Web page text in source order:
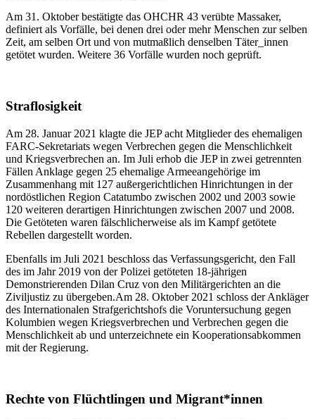
Am 31. Oktober bestätigte das OHCHR 43 verübte Massaker,
definiert als Vorfälle, bei denen drei oder mehr Menschen zur selben
Zeit, am selben Ort und von mutmaßlich denselben Täter_innen
getötet wurden. Weitere 36 Vorfälle wurden noch geprüft.
Straflosigkeit
Am 28. Januar 2021 klagte die JEP acht Mitglieder des ehemaligen
FARC-Sekretariats wegen Verbrechen gegen die Menschlichkeit
und Kriegsverbrechen an. Im Juli erhob die JEP in zwei getrennten
Fällen Anklage gegen 25 ehemalige Armeeangehörige im
Zusammenhang mit 127 außergerichtlichen Hinrichtungen in der
nordöstlichen Region Catatumbo zwischen 2002 und 2003 sowie
120 weiteren derartigen Hinrichtungen zwischen 2007 und 2008.
Die Getöteten waren fälschlicherweise als im Kampf getötete
Rebellen dargestellt worden.
Ebenfalls im Juli 2021 beschloss das Verfassungsgericht, den Fall
des im Jahr 2019 von der Polizei getöteten 18-jährigen
Demonstrierenden Dilan Cruz von den Militärgerichten an die
Ziviljustiz zu übergeben.Am 28. Oktober 2021 schloss der Ankläger
des Internationalen Strafgerichtshofs die Voruntersuchung gegen
Kolumbien wegen Kriegsverbrechen und Verbrechen gegen die
Menschlichkeit ab und unterzeichnete ein Kooperationsabkommen
mit der Regierung.
Rechte von Flüchtlingen und Migrant*innen